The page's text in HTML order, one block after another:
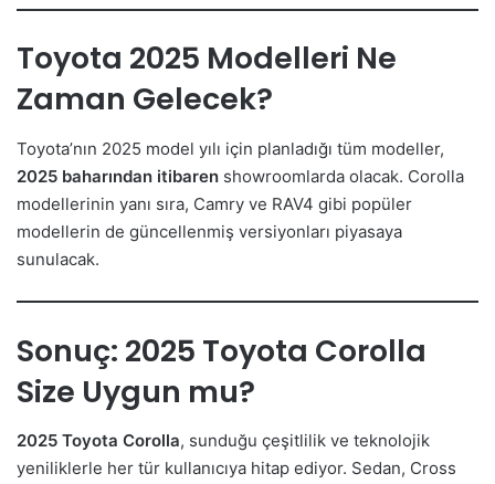
Toyota 2025 Modelleri Ne
Zaman Gelecek?
Toyota’nın 2025 model yılı için planladığı tüm modeller,
2025 baharından itibaren showroomlarda olacak. Corolla
modellerinin yanı sıra, Camry ve RAV4 gibi popüler
modellerin de güncellenmiş versiyonları piyasaya
sunulacak.
Sonuç: 2025 Toyota Corolla
Size Uygun mu?
2025 Toyota Corolla, sunduğu çeşitlilik ve teknolojik
yeniliklerle her tür kullanıcıya hitap ediyor. Sedan, Cross